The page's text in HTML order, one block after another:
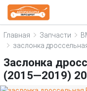
Главная Запчасти
заслонка
Заслонка
(2015—2019)